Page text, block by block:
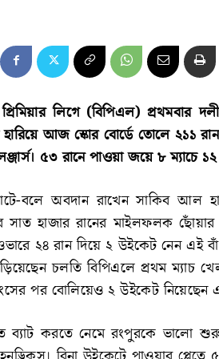
লিগে (বিপিএল) প্রথমবার
আজ স্কোর বোর্ডে তোলে ২১১
৫৩ রানে পাওয়া জয়ে ৮ ম্যাচে
বলে অবদান রাখেন সাকিব আল
সাত হাজার রানের মাইলফলক
২৪ রান দিয়ে ২ উইকেট নেন এই
চলতি বিপিএলে প্রথম ম্যাচ
পর বোলিয়েও ২ উইকেট নিয়েছেন
ব্যাট করতে নেমে রংপুরকে ভালো